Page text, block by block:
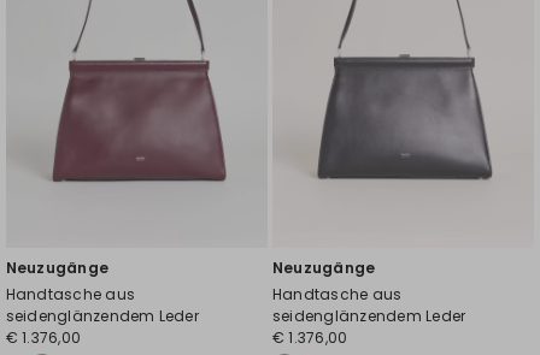
Neuzugänge
Handtasche aus
seidenglänzendem Leder
€ 1.376,00
Neuzugänge
Handtasche aus
seidenglänzendem Leder
€ 1.376,00